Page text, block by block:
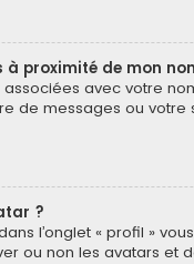
proximité de mon
avec votre
de messages ou votre
?
l’onglet « profil »
ou non les avatars